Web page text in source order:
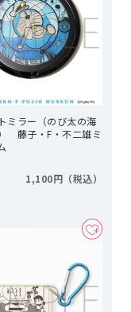
ミラー（のび太の海
藤子・F・不二雄ミ
1,100円